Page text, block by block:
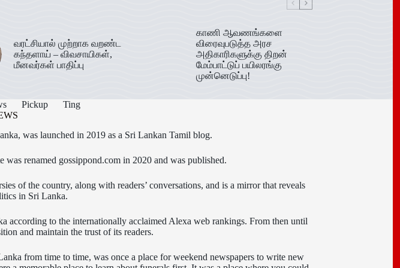
வரட்சியால் முற்றாக வறண்ட
கந்தளாய் – விவசாயிகள்,
மீனவர்கள் பாதிப்பு
காணி ஆவணங்களை
விரைவுபடுத்த அரச
அதிகாரிகளுக்கு திறன்
மேம்பாட்டுப் பயிலரங்கு
முன்னெடுப்பு!
Pickup
Ting
was launched in 2019 as a Sri Lankan Tamil blog.
renamed gossippond.com in 2020 and was published.
of the country, along with readers’ conversations, and is a mirror that reveals
in Sri Lanka.
according to the internationally acclaimed Alexa web rankings. From then until
and maintain the trust of its readers.
from time to time, was once a place for weekend newspapers to write new